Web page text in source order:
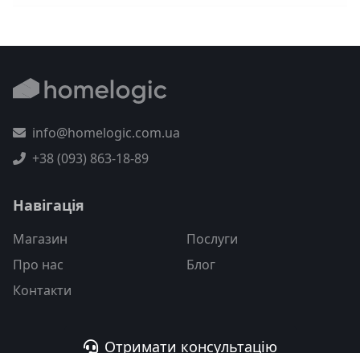
info@homelogic.com.ua
+38 (093) 863-18-89
Навігація
Магазин
Послуги
Про нас
Блог
Контакти
Отримати консультацію